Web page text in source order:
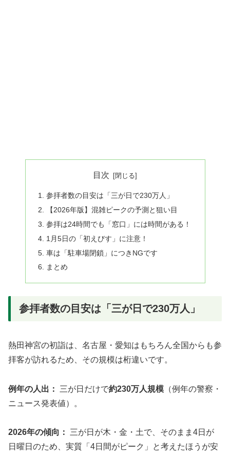
目次
参拝者数の目安は「三が日で230万人」
【2026年版】混雑ピークの予測と狙い目
参拝は24時間でも「窓口」には時間がある！
1月5日の「初えびす」に注意！
車は「駐車場閉鎖」につきNGです
まとめ
参拝者数の目安は「三が日で230万人」
熱田神宮の初詣は、名古屋・愛知はもちろん全国からも参
拝客が訪れるため、その規模は桁違いです。
例年の人出： 三が日だけで約230万人規模 （例年の警察・
ニュース発表値）。
2026年の傾向： 三が日が木・金・土で、そのまま4日が
日曜日のため、実質「4日間がピーク」と考えたほうが安